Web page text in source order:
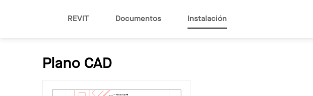
REVIT Documentos Instalación
Plano CAD